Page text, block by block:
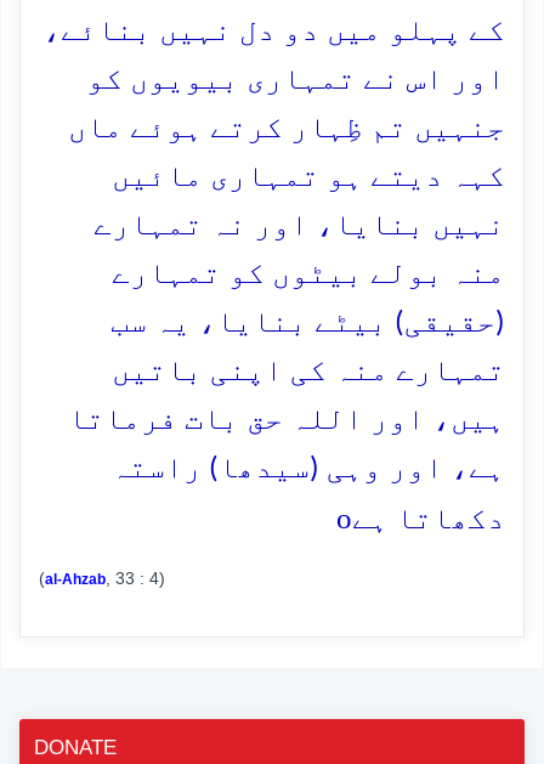
کے پہلو میں دو دل نہیں بنائے،
اور اس نے تمہاری بیویوں کو
جنہیں تم ظِہار کرتے ہوئے ماں
کہہ دیتے ہو تمہاری مائیں
نہیں بنایا، اور نہ تمہارے
منہ بولے بیٹوں کو تمہارے
(حقیقی) بیٹے بنایا، یہ سب
تمہارے منہ کی اپنی باتیں
ہیں، اور اللہ حق بات فرماتا
ہے، اور وہی (سیدھا) راستہ
دکھاتا ہےo
(al-Ahzab , 33 : 4)
DONATE